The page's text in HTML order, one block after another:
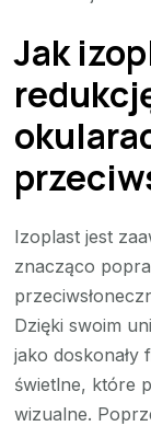
Jak
Izoplast jest
znacząco
Dzięki swoim
jako doskonały
świetlne, które
wizualne.